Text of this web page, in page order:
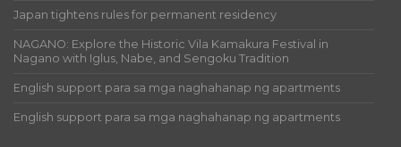
Japan tightens rules for permanent residency
NAGANO: Explore the Historic Vila Kamakura Festival in
Nagano with Iglus, Nabe, and Sengoku Tradition
English support para sa mga naghahanap ng apartments
English support para sa mga naghahanap ng apartments